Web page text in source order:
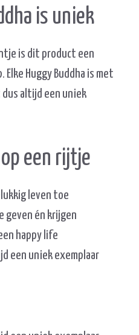
is uniek
is dit product een
Huggy Buddha is met
dus altijd een uniek
een rijtje
leven toe
geven én krijgen
happy life
een uniek exemplaar